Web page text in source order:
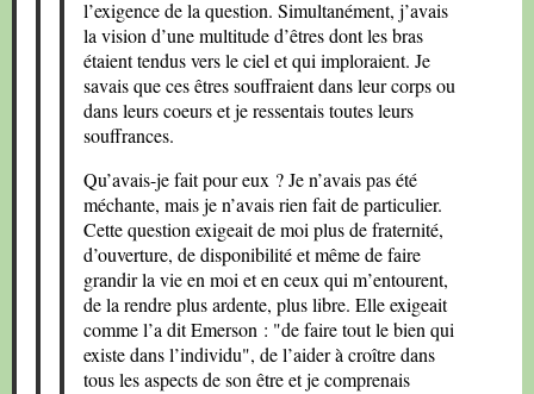
l’exigence de la question. Simultanément, j’avais
la vision d’une multitude d’êtres dont les bras
étaient tendus vers le ciel et qui imploraient. Je
savais que ces êtres souffraient dans leur corps ou
dans leurs coeurs et je ressentais toutes leurs
souffrances.
Qu’avais-je fait pour eux ? Je n’avais pas été
méchante, mais je n’avais rien fait de particulier.
Cette question exigeait de moi plus de fraternité,
d’ouverture, de disponibilité et même de faire
grandir la vie en moi et en ceux qui m’entourent,
de la rendre plus ardente, plus libre. Elle exigeait
comme l’a dit Emerson : "de faire tout le bien qui
existe dans l’individu", de l’aider à croître dans
tous les aspects de son être et je comprenais